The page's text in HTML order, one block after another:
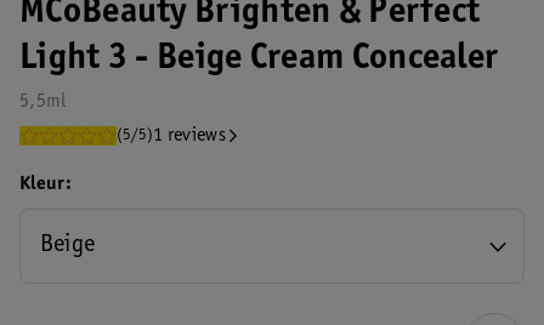
MCoBeauty Brighten & Perfect
Light 3 - Beige Cream Concealer
5,5ml
(5/5)1 reviews
Kleur
Beige